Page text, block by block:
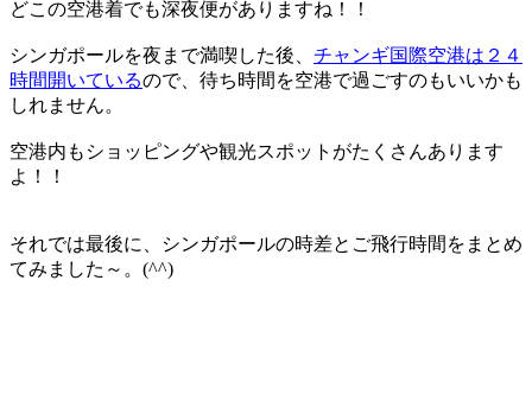
どこの空港着でも深夜便がありますね！！
シンガポールを夜まで満喫した後、 チャンギ国際空港は２４
時間開いているので、待ち時間を空港で過ごすのもいいかも
しれません。
空港内もショッピングや観光スポットがたくさんあります
よ！！
それでは最後に、 シンガポールの時差とご飛行時間 をまとめ
てみました～。(^^)